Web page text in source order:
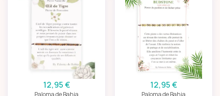
12,95 €
Paloma de Bahia
12,95 €
Paloma de Bahia